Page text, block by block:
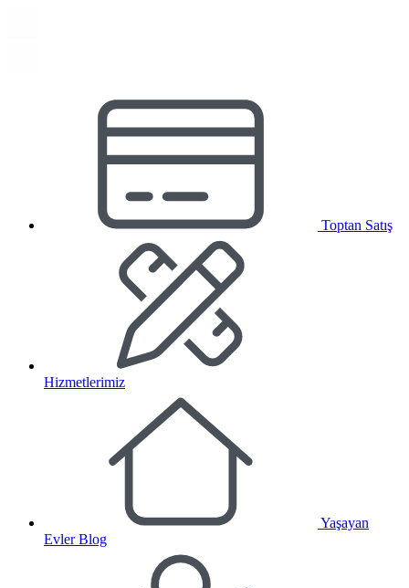
Toptan Satış
Hizmetlerimiz
Yaşayan
Evler Blog